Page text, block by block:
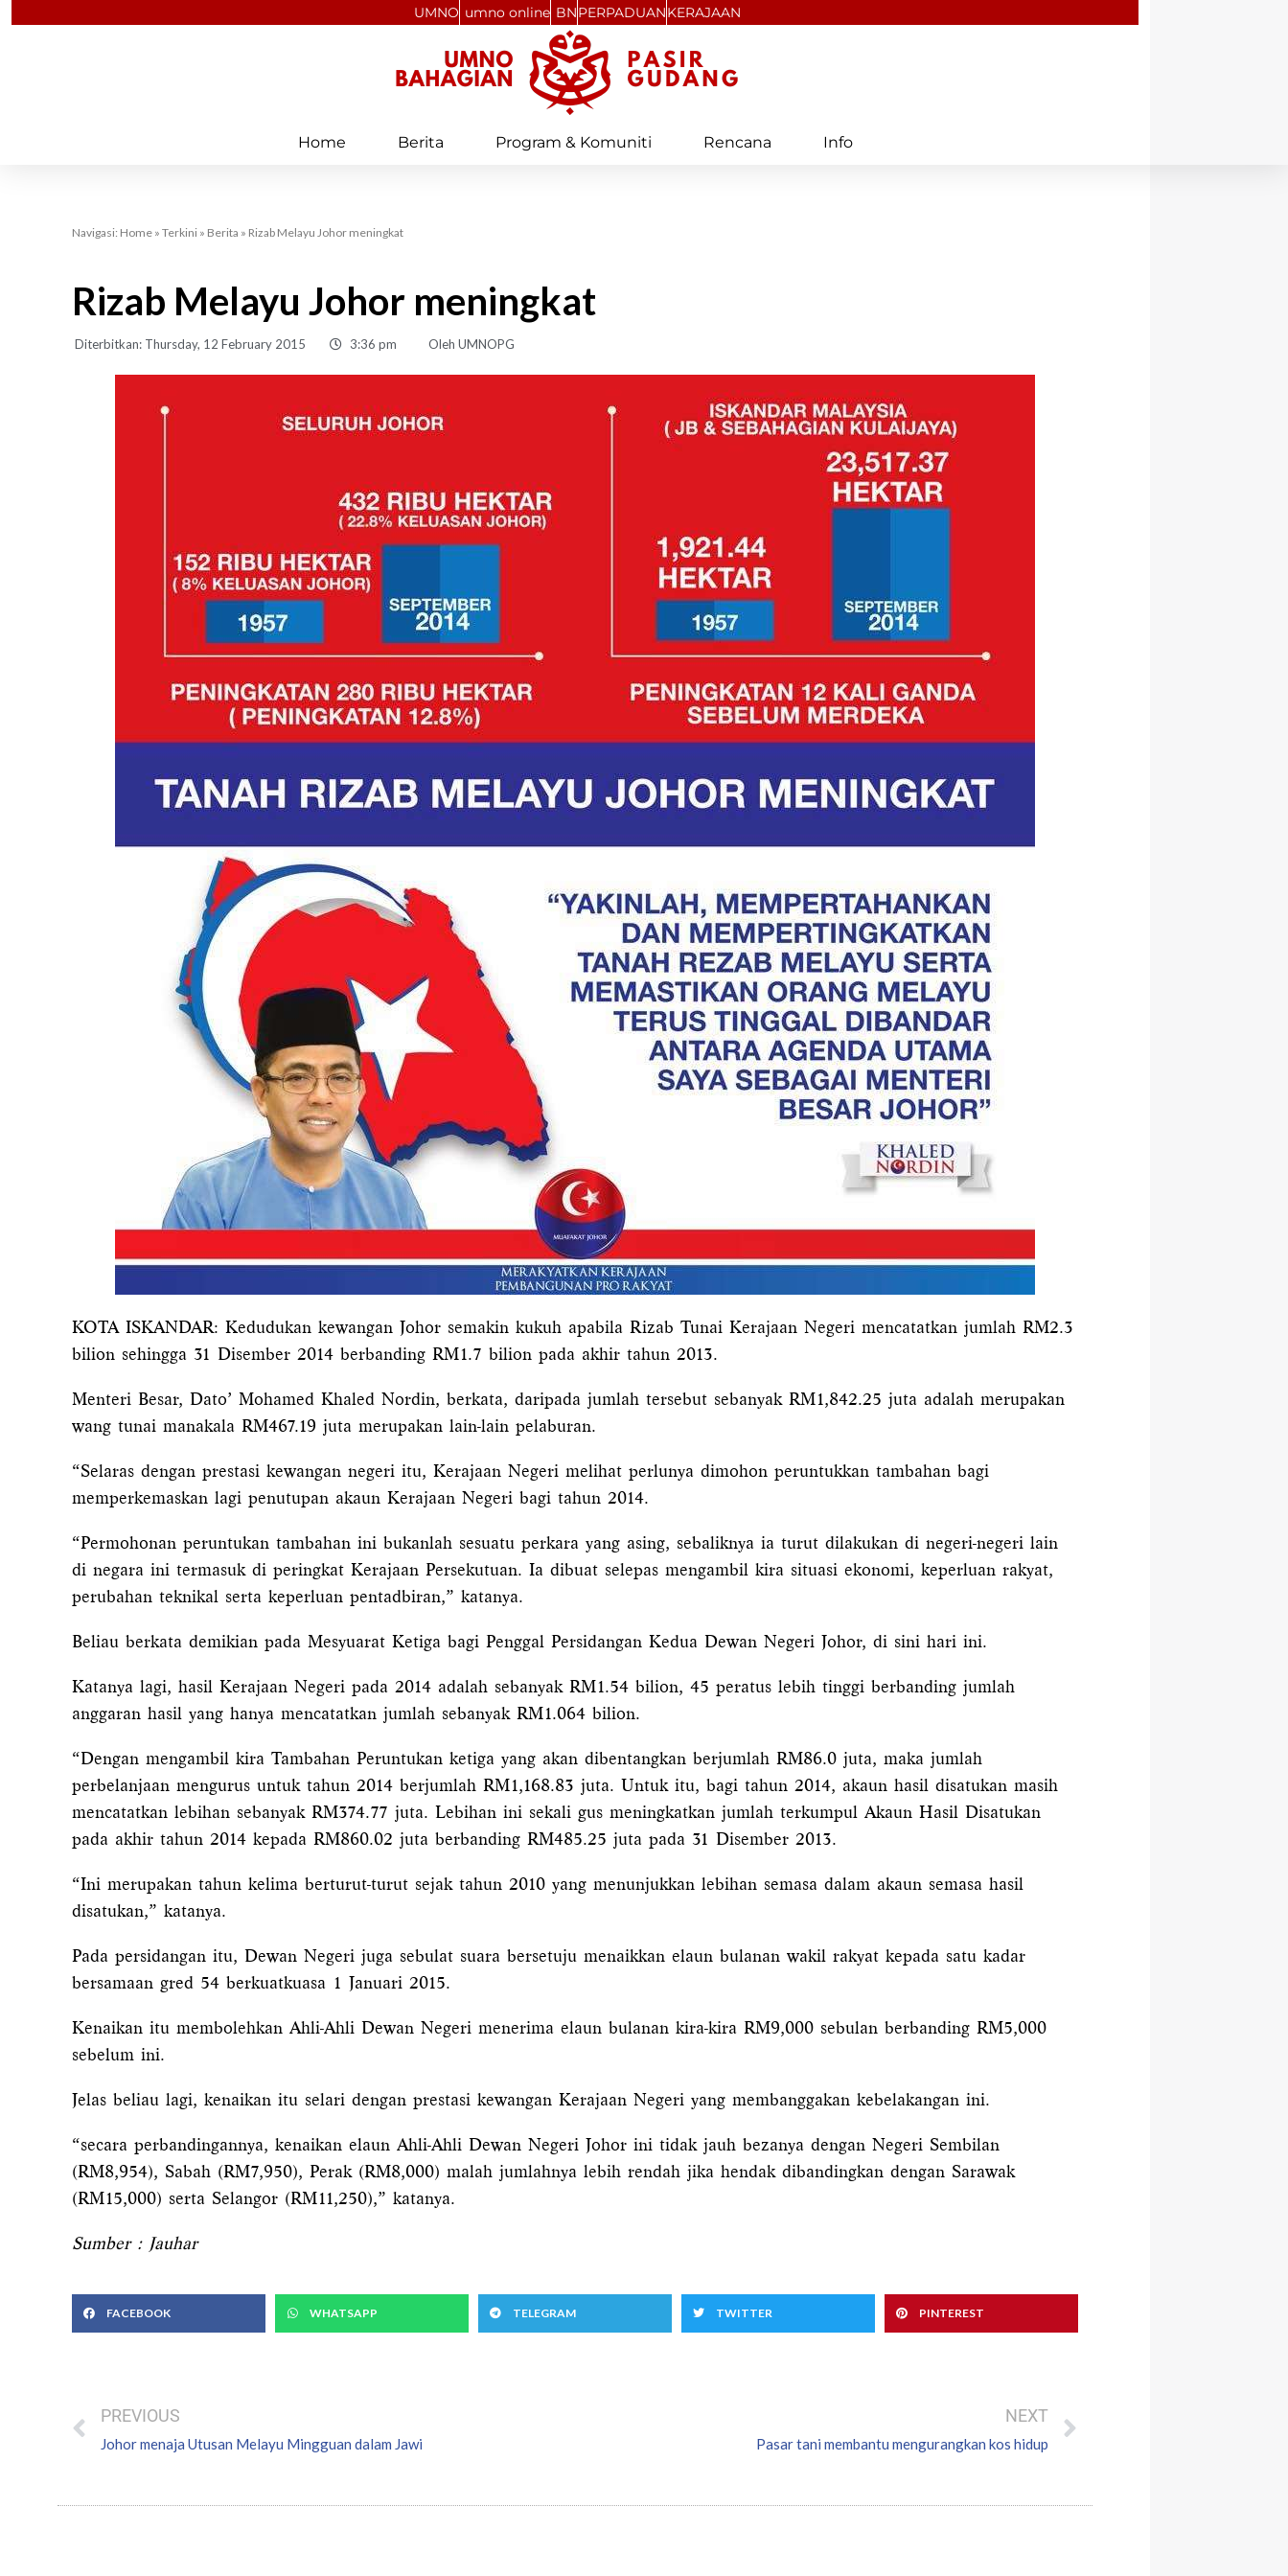
UMNO umno online BNPERPADUANKERAJAAN
Home Berita Program & Komuniti Rencana Info
Navigasi: Home » Terkini » Berita » Rizab Melayu Johor meningkat
Rizab Melayu Johor meningkat
Diterbitkan: Thursday, 12 February 2015 3:36 pm Oleh UMNOPG
KOTA ISKANDAR: Kedudukan kewangan Johor semakin kukuh apabila Rizab Tunai Kerajaan Negeri mencatatkan jumlah RM2.3
bilion sehingga 31 Disember 2014 berbanding RM1.7 bilion pada akhir tahun 2013.
Menteri Besar, Dato’ Mohamed Khaled Nordin, berkata, daripada jumlah tersebut sebanyak RM1,842.25 juta adalah merupakan
wang tunai manakala RM467.19 juta merupakan lain-lain pelaburan.
“Selaras dengan prestasi kewangan negeri itu, Kerajaan Negeri melihat perlunya dimohon peruntukkan tambahan bagi
memperkemaskan lagi penutupan akaun Kerajaan Negeri bagi tahun 2014.
“Permohonan peruntukan tambahan ini bukanlah sesuatu perkara yang asing, sebaliknya ia turut dilakukan di negeri-negeri lain
di negara ini termasuk di peringkat Kerajaan Persekutuan. Ia dibuat selepas mengambil kira situasi ekonomi, keperluan rakyat,
perubahan teknikal serta keperluan pentadbiran,” katanya.
Beliau berkata demikian pada Mesyuarat Ketiga bagi Penggal Persidangan Kedua Dewan Negeri Johor, di sini hari ini.
Katanya lagi, hasil Kerajaan Negeri pada 2014 adalah sebanyak RM1.54 bilion, 45 peratus lebih tinggi berbanding jumlah
anggaran hasil yang hanya mencatatkan jumlah sebanyak RM1.064 bilion.
“Dengan mengambil kira Tambahan Peruntukan ketiga yang akan dibentangkan berjumlah RM86.0 juta, maka jumlah
perbelanjaan mengurus untuk tahun 2014 berjumlah RM1,168.83 juta. Untuk itu, bagi tahun 2014, akaun hasil disatukan masih
mencatatkan lebihan sebanyak RM374.77 juta. Lebihan ini sekali gus meningkatkan jumlah terkumpul Akaun Hasil Disatukan
pada akhir tahun 2014 kepada RM860.02 juta berbanding RM485.25 juta pada 31 Disember 2013.
“Ini merupakan tahun kelima berturut-turut sejak tahun 2010 yang menunjukkan lebihan semasa dalam akaun semasa hasil
disatukan,” katanya.
Pada persidangan itu, Dewan Negeri juga sebulat suara bersetuju menaikkan elaun bulanan wakil rakyat kepada satu kadar
bersamaan gred 54 berkuatkuasa 1 Januari 2015.
Kenaikan itu membolehkan Ahli-Ahli Dewan Negeri menerima elaun bulanan kira-kira RM9,000 sebulan berbanding RM5,000
sebelum ini.
Jelas beliau lagi, kenaikan itu selari dengan prestasi kewangan Kerajaan Negeri yang membanggakan kebelakangan ini.
“secara perbandingannya, kenaikan elaun Ahli-Ahli Dewan Negeri Johor ini tidak jauh bezanya dengan Negeri Sembilan
(RM8,954), Sabah (RM7,950), Perak (RM8,000) malah jumlahnya lebih rendah jika hendak dibandingkan dengan Sarawak
(RM15,000) serta Selangor (RM11,250),” katanya.
Sumber : Jauhar
FACEBOOK WHATSAPP TELEGRAM TWITTER PINTEREST
PREVIOUS
Johor menaja Utusan Melayu Mingguan dalam Jawi
NEXT
Pasar tani membantu mengurangkan kos hidup